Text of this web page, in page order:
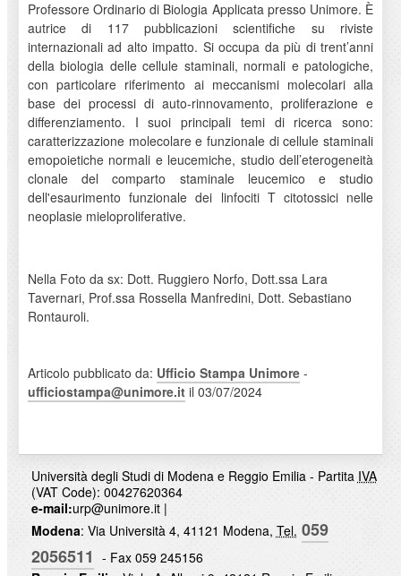
Professore Ordinario di Biologia Applicata presso Unimore. È
autrice di 117 pubblicazioni scientifiche su riviste
internazionali ad alto impatto. Si occupa da più di trent’anni
della biologia delle cellule staminali, normali e patologiche,
con particolare riferimento ai meccanismi molecolari alla
base dei processi di auto-rinnovamento, proliferazione e
differenziamento. I suoi principali temi di ricerca sono:
caratterizzazione molecolare e funzionale di cellule staminali
emopoietiche normali e leucemiche, studio dell’eterogeneità
clonale del comparto staminale leucemico e studio
dell'esaurimento funzionale dei linfociti T citotossici nelle
neoplasie mieloproliferative.
Nella Foto da sx: Dott. Ruggiero Norfo, Dott.ssa Lara
Tavernari, Prof.ssa Rossella Manfredini, Dott. Sebastiano
Rontauroli.
Articolo pubblicato da: Ufficio Stampa Unimore-
ufficiostampa@unimore.itil 03/07/2024
Università degli Studi di Modena e Reggio Emilia - Partita IVA
(VAT Code): 00427620364
e-mail:urp@unimore.it|
Modena: Via Università 4, 41121 Modena, Tel. 059
2056511 - Fax 059 245156